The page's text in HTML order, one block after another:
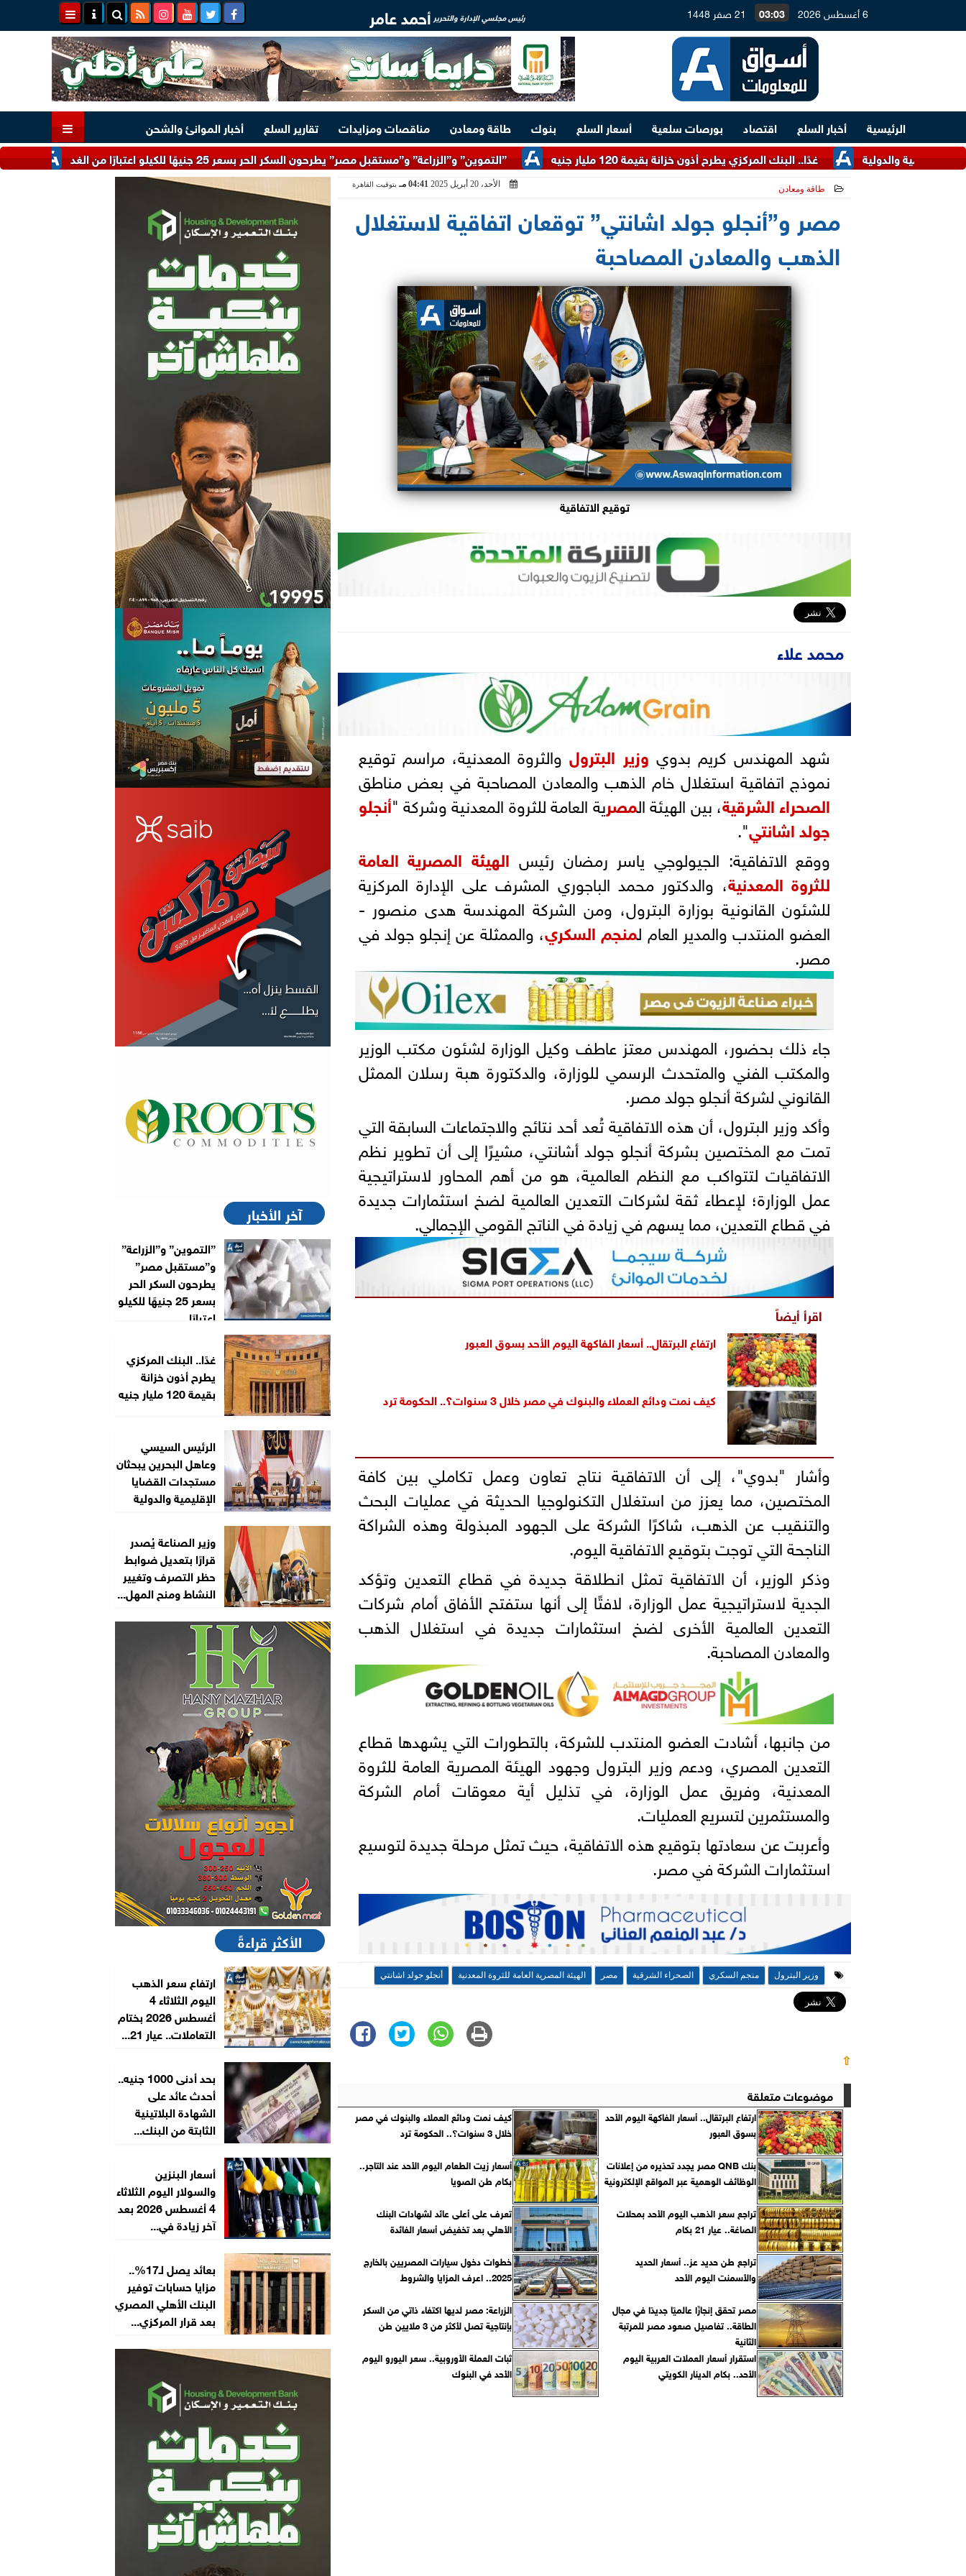
6 أغسطس 2026 03:03 21 صفر 1448 رئيس مجلسي الإدارة والتحرير أحمد عامر
الرئيسية أخبار السلع اقتصاد بورصات سلعية أسعار السلع بنوك طاقة ومعادن مناقصات ومزايدات تقارير السلع
أخبار الموانئ والشحن
مجلس الوزراء
”التموين” و”الزراعة” و”مستقبل مصر” يطرحون السكر الحر بسعر 25 جنيهًا للكيلو اعتبارًا من الغد غدًا.. البنك المركزي يطرح أذون خزانة بقيمة 120 مليار جنيه
طاقة ومعادن الأحد، 20 أبريل 2025 04:41 مـ بتوقيت القاهرة
مصر و”أنجلو جولد اشانتي” توقعان اتفاقية لاستغلال
الذهب والمعادن المصاحبة
توقيع الاتفاقية
محمد علاء
شهد المهندس كريم بدوي وزير البترولوالثروة المعدنية، مراسم توقيع
نموذج اتفاقية استغلال خام الذهب والمعادن المصاحبة في بعض مناطق
الصحراء الشرقية، بين الهيئة المصرية العامة للثروة المعدنية وشركة "أنجلو
جولد اشانتي".
ووقع الاتفاقية: الجيولوجي ياسر رمضان رئيس الهيئة المصرية العامة
للثروة المعدنية، والدكتور محمد الباجوري المشرف على الإدارة المركزية
للشئون القانونية بوزارة البترول، ومن الشركة المهندسة هدى منصور -
العضو المنتدب والمدير العام لمنجم السكري، والممثلة عن إنجلو جولد في
مصر.
جاء ذلك بحضور، المهندس معتز عاطف وكيل الوزارة لشئون مكتب الوزير
والمكتب الفني والمتحدث الرسمي للوزارة، والدكتورة هبة رسلان الممثل
القانوني لشركة أنجلو جولد مصر.
وأكد وزير البترول، أن هذه الاتفاقية تُعد أحد نتائج والاجتماعات السابقة التي
تمت مع المختصين بشركة أنجلو جولد أشانتي، مشيرًا إلى أن تطوير نظم
الاتفاقيات لتتواكب مع النظم العالمية، هو من أهم المحاور لاستراتيجية
عمل الوزارة؛ لإعطاء ثقة لشركات التعدين العالمية لضخ استثمارات جديدة
في قطاع التعدين، مما يسهم في زيادة في الناتج القومي الإجمالي.
اقرأ أيضاً
ارتفاع البرتقال.. أسعار الفاكهة اليوم الأحد بسوق العبور
كيف نمت ودائع العملاء والبنوك في مصر خلال 3 سنوات؟.. الحكومة ترد
وأشار "بدوي"، إلى أن الاتفاقية نتاج تعاون وعمل تكاملي بين كافة
المختصين، مما يعزز من استغلال التكنولوجيا الحديثة في عمليات البحث
والتنقيب عن الذهب، شاكرًا الشركة على الجهود المبذولة وهذه الشراكة
الناجحة التي توجت بتوقيع الاتفاقية اليوم.
وذكر الوزير، أن الاتفاقية تمثل انطلاقة جديدة في قطاع التعدين وتؤكد
الجدية لاستراتيجية عمل الوزارة، لافتًا إلى أنها ستفتح الأفاق أمام شركات
التعدين العالمية الأخرى لضخ استثمارات جديدة في استغلال الذهب
والمعادن المصاحبة.
من جانبها، أشادت العضو المنتدب للشركة، بالتطورات التي يشهدها قطاع
التعدين المصري، ودعم وزير البترول وجهود الهيئة المصرية العامة للثروة
المعدنية، وفريق عمل الوزارة، في تذليل أية معوقات أمام الشركة
والمستثمرين لتسريع العمليات.
وأعربت عن سعادتها بتوقيع هذه الاتفاقية، حيث تمثل مرحلة جديدة لتوسيع
استثمارات الشركة في مصر.
وزير البترول منجم السكري الصحراء الشرقية مصر الهيئة المصرية العامة للثروة المعدنية أنجلو جولد اشانتي
⇧
موضوعات متعلقة
ارتفاع البرتقال.. أسعار الفاكهة اليوم الأحد
بسوق العبور
كيف نمت ودائع العملاء والبنوك في مصر
خلال 3 سنوات؟.. الحكومة ترد
بنك QNB مصر يجدد تحذيره من إعلانات
الوظائف الوهمية عبر المواقع الإلكترونية
أسعار زيت الطعام اليوم الأحد عند التاجر..
بكام طن الصويا
تراجع سعر الذهب اليوم الأحد بمحلات
الصاغة.. عيار 21 بكام
تعرف على أعلى عائد لشهادات البنك
الأهلي بعد تخفيض أسعار الفائدة
تراجع طن حديد عز.. أسعار الحديد
والأسمنت اليوم الأحد
خطوات دخول سيارات المصريين بالخارج
2025.. اعرف المزايا والشروط
مصر تحقق إنجازًا عالميًا جديدًا في مجال
الطاقة.. تفاصيل صعود مصر للمرتبة
الثانية
الزراعة: مصر لديها اكتفاء ذاتي من السكر
بإنتاجية تصل لأكثر من 3 ملايين طن
استقرار أسعار العملات العربية اليوم
الأحد.. بكام الدينار الكويتي
ثبات العملة الأوروبية.. سعر اليورو اليوم
الأحد في البنوك
آخر الأخبار
”التموين” و”الزراعة”
و”مستقبل مصر”
يطرحون السكر الحر
بسعر 25 جنيهًا للكيلو
اعتبارًا...
غدًا.. البنك المركزي
يطرح أذون خزانة
بقيمة 120 مليار جنيه
الرئيس السيسي
وعاهل البحرين يبحثان
مستجدات القضايا
الإقليمية والدولية
وزير الصناعة يُصدر
قرارًا بتعديل ضوابط
حظر التصرف وتغيير
النشاط ومنح المهل...
الأكثر قراءةً
ارتفاع سعر الذهب
اليوم الثلاثاء 4
أغسطس 2026 بختام
التعاملات.. عيار 21...
بحد أدنى 1000 جنيه..
أحدث عائد على
الشهادة البلاتينية
الثابتة من البنك...
أسعار البنزين
والسولار اليوم الثلاثاء
4 أغسطس 2026 بعد
آخر زيادة في...
بعائد يصل لـ17%..
مزايا حسابات توفير
البنك الأهلي المصري
بعد قرار المركزي...